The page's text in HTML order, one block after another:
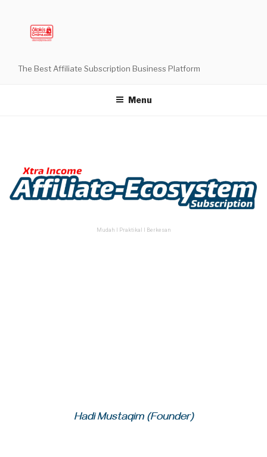
The Best Affiliate Subscription Business Platform
Menu
Mudah Ι Praktikal Ι Berkesan
Hadi Mustaqim (Founder)